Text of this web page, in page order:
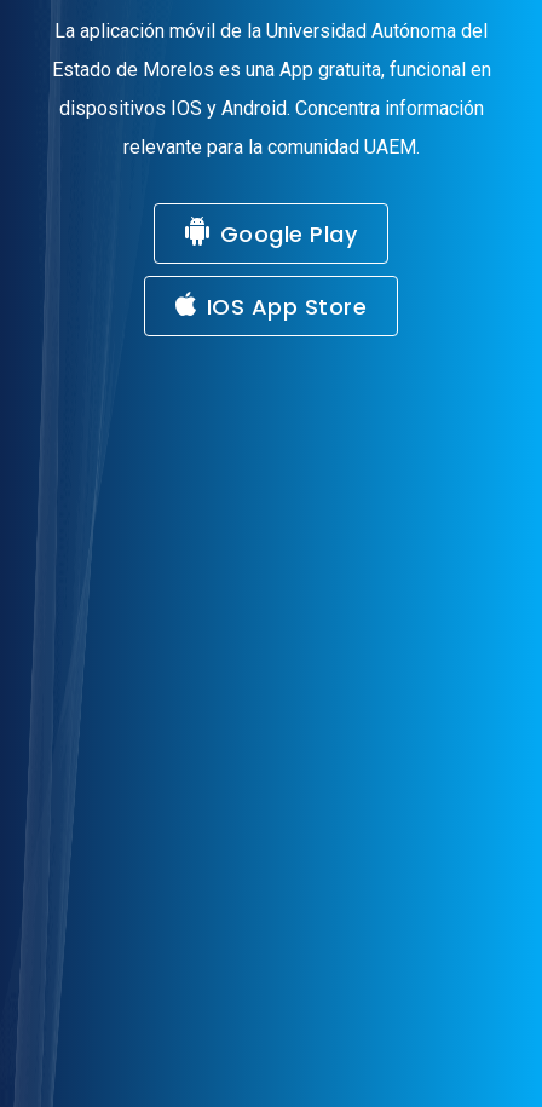
La aplicación móvil de la Universidad Autónoma del
Estado de Morelos es una App gratuita, funcional en
dispositivos IOS y Android. Concentra información
relevante para la comunidad UAEM.
Google Play
IOS App Store